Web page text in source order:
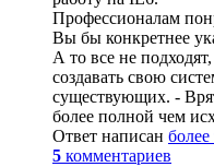
Профессионалам
Вы бы конкретнее
А то все не
создавать свою
существующих. -
более полной чем
Ответ написан более
5 комментариев